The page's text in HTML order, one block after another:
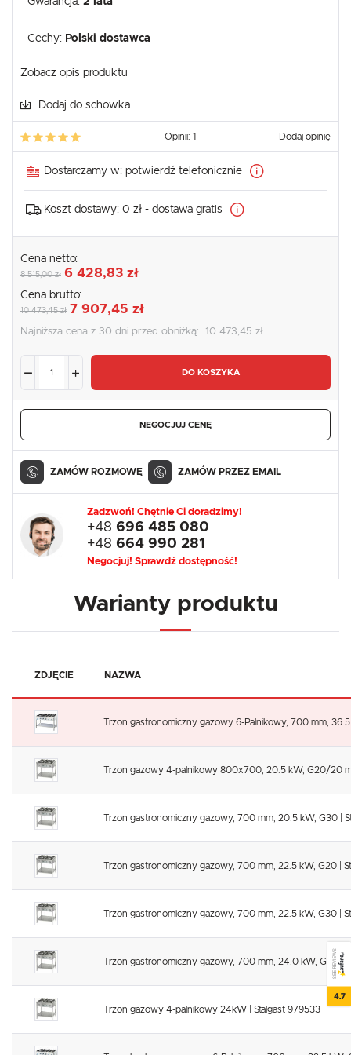
Cechy: Polski dostawca
Zobacz opis produktu
Dodaj do schowka
Opinii: 1 Dodaj opinię
Dostarczamy w: potwierdź telefonicznie
Koszt dostawy: 0 zł - dostawa gratis
Cena netto:
8 515,00 zł 6 428,83 zł
Cena brutto:
10 473,45 zł 7 907,45 zł
Najniższa cena z 30 dni przed obniżką: 10 473,45 zł
DO KOSZYKA
NEGOCJUJ CENĘ
ZAMÓW ROZMOWĘ ZAMÓW PRZEZ EMAIL
Zadzwoń! Chętnie Ci doradzimy!
+48 696 485 080
+48 664 990 281
Negocjuj! Sprawdź dostępność!
Warianty produktu
ZDJĘCIE NAZWA
Trzon gastronomiczny gazowy 6-Palnikowy, 700 mm,
Trzon gazowy 4-palnikowy 800x700, 20.5 kW, G20/20
Trzon gastronomiczny gazowy, 700 mm, 20.5 kW, G30 |
Trzon gastronomiczny gazowy, 700 mm, 22.5 kW, G20 |
Trzon gastronomiczny gazowy, 700 mm, 22.5 kW, G30 |
Trzon gastronomiczny gazowy, 700 mm, 24.0 kW, G20 |
Trzon gazowy 4-palnikowy 24kW | Stalgast 979533
SEE REVIEWS
4.7